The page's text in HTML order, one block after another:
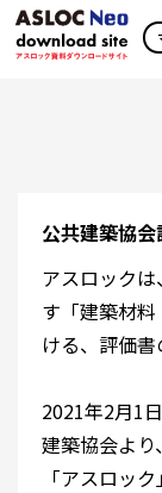
公共建築協
アスロック
す「建築材
ける、評価書
2021年2月1
建築協会よ
「アスロッ